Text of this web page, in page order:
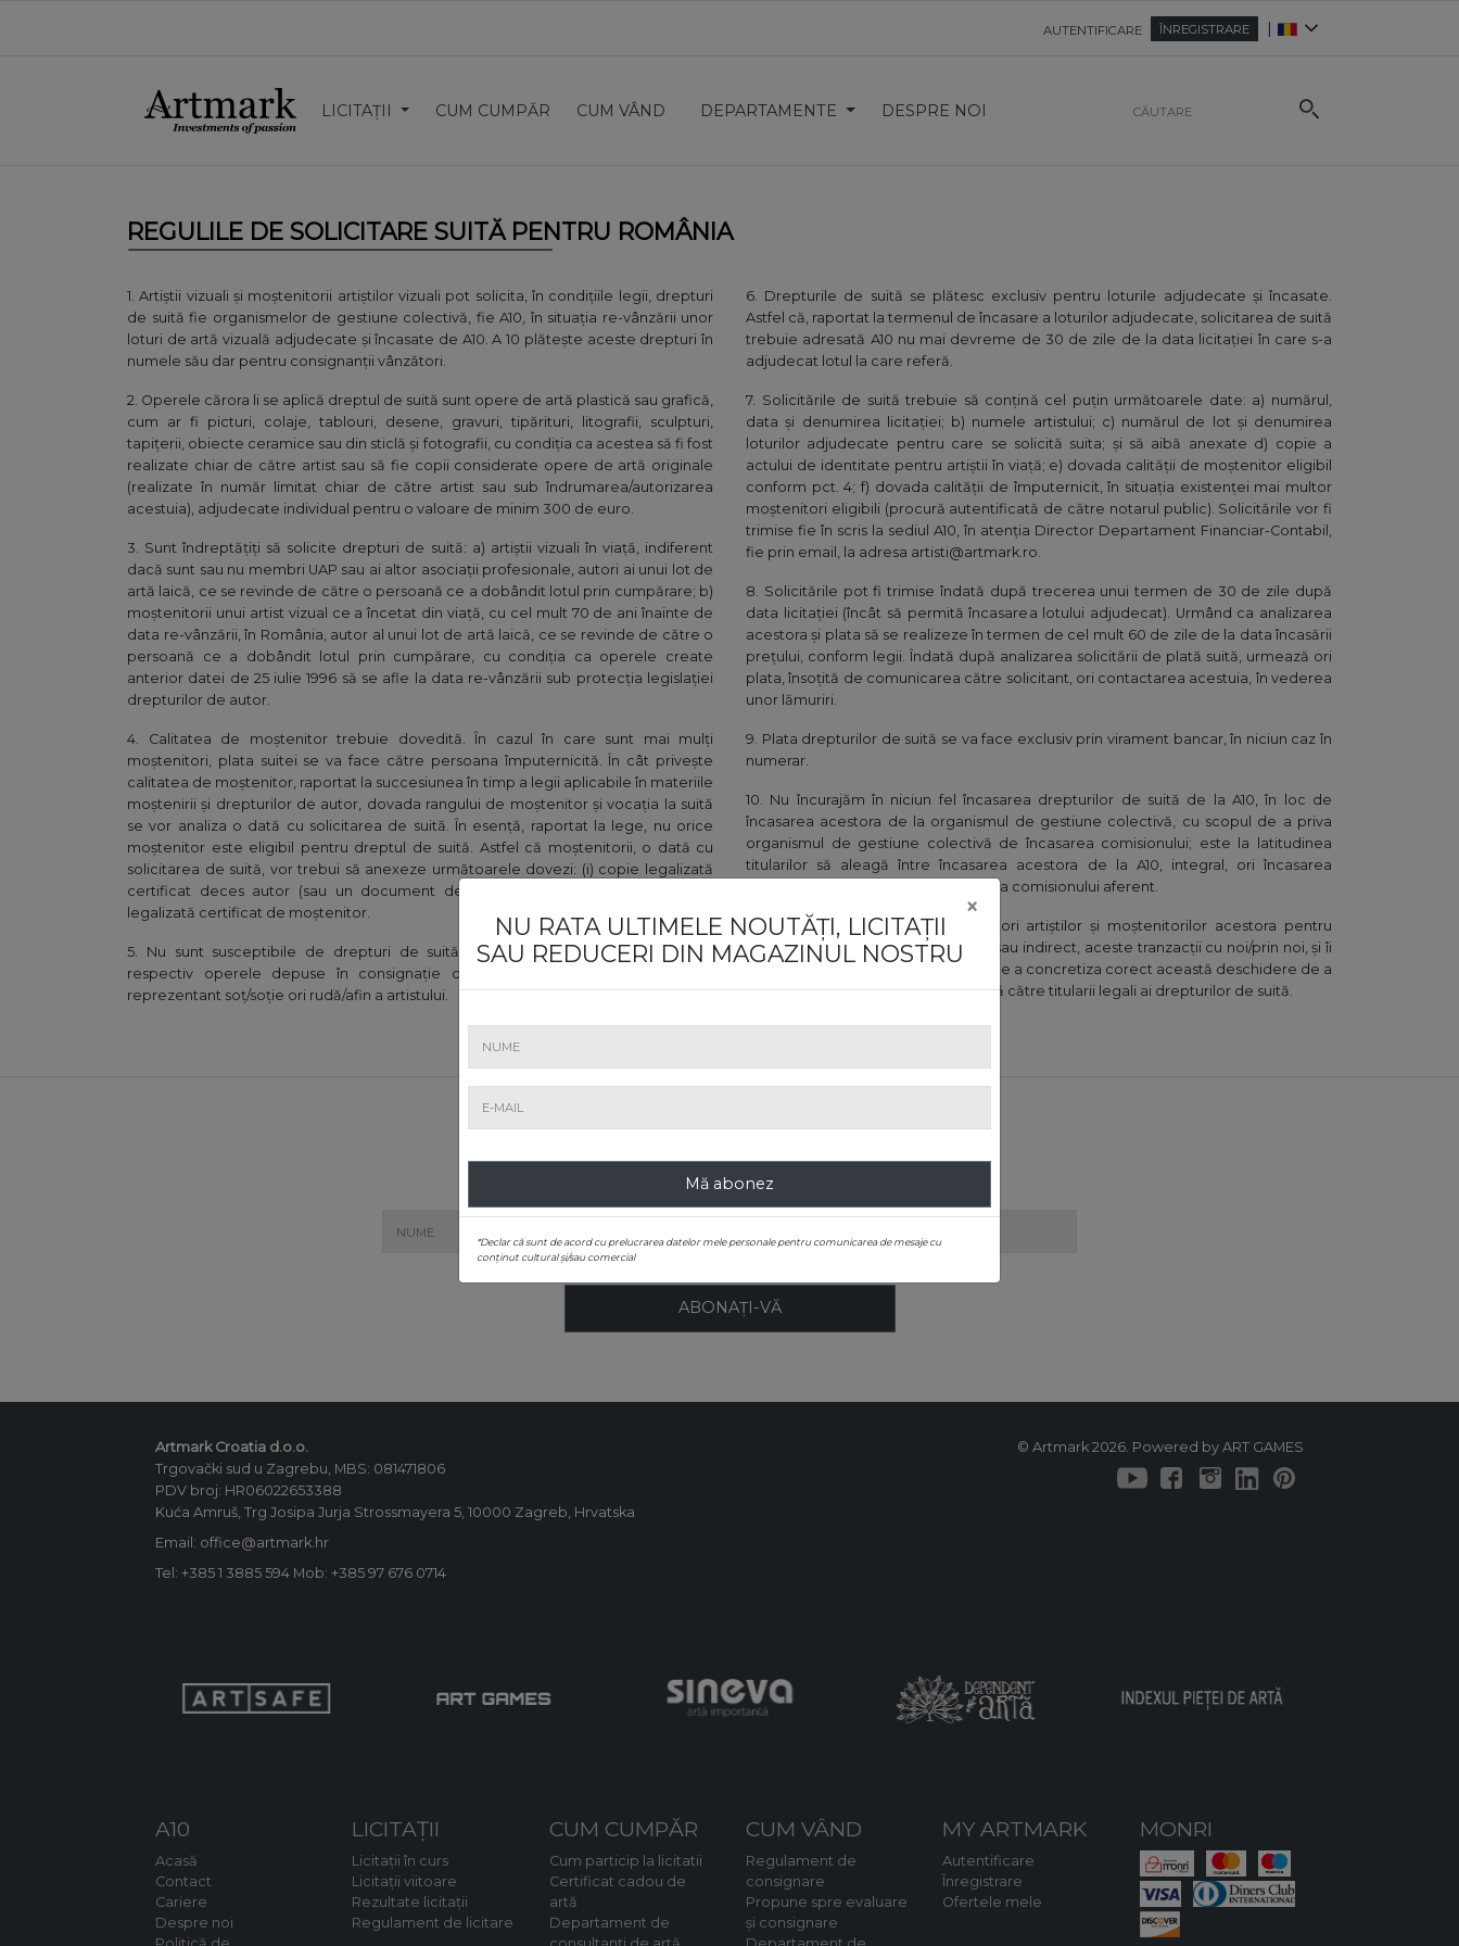
AUTENTIFICARE ÎNREGISTRARE |
LICITAȚII CUM CUMPĂR CUM VÂND DEPARTAMENTE DESPRE NOI
REGULILE DE SOLICITARE SUITĂ PENTRU ROMÂNIA
1. Artiștii vizuali și moștenitorii artiștilor vizuali pot solicita, în condițiile legii, drepturi
de suită fie organismelor de gestiune colectivă, fie A10, în situația re-vânzării unor
loturi de artă vizuală adjudecate și încasate de A10. A 10 plătește aceste drepturi în
numele său dar pentru consignanții vânzători.
2. Operele cărora li se aplică dreptul de suită sunt opere de artă plastică sau grafică,
cum ar fi picturi, colaje, tablouri, desene, gravuri, tipărituri, litografii, sculpturi,
tapițerii, obiecte ceramice sau din sticlă și fotografii, cu condiția ca acestea să fi fost
realizate chiar de către artist sau să fie copii considerate opere de artă originale
(realizate în număr limitat chiar de către artist sau sub îndrumarea/autorizarea
acestuia), adjudecate individual pentru o valoare de minim 300 de euro.
3. Sunt îndreptățiți să solicite drepturi de suită: a) artiștii vizuali în viață, indiferent
dacă sunt sau nu membri UAP sau ai altor asociații profesionale, autori ai unui lot de
artă laică, ce se revinde de către o persoană ce a dobândit lotul prin cumpărare; b)
moștenitorii unui artist vizual ce a încetat din viață, cu cel mult 70 de ani înainte de
data re-vânzării, în România, autor al unui lot de artă laică, ce se revinde de către o
persoană ce a dobândit lotul prin cumpărare, cu condiția ca operele create
anterior datei de 25 iulie 1996 să se afle la data re-vânzării sub protecția legislației
drepturilor de autor.
4. Calitatea de moștenitor trebuie dovedită. În cazul în care sunt mai mulți
moștenitori, plata suitei se va face către persoana împuternicită. În cât privește
calitatea de moștenitor, raportat la succesiunea în timp a legii aplicabile în materiile
moștenirii și drepturilor de autor, dovada rangului de moștenitor și vocația la suită
se vor analiza o dată cu solicitarea de suită. În esență, raportat la lege, nu orice
moștenitor este eligibil pentru dreptul de suită. Astfel că moștenitorii, o dată cu
solicitarea de suită, vor trebui să anexeze următoarele dovezi: (i) copie legalizată
certificat deces autor (sau un document de stare civilă echivalent); (ii) copie
legalizată certificat de moștenitor.
5. Nu sunt susceptibile de drepturi de suită operele aflate la prima vânzare,
respectiv operele depuse în consignație de artiști, în mod direct sau prin
reprezentant soț/soție ori rudă/afin a artistului.
6. Drepturile de suită se plătesc exclusiv pentru loturile adjudecate și încasate.
Astfel că, raportat la termenul de încasare a loturilor adjudecate, solicitarea de suită
trebuie adresată A10 nu mai devreme de 30 de zile de la data licitației în care s-a
adjudecat lotul la care referă.
7. Solicitările de suită trebuie să conțină cel puțin următoarele date: a) numărul,
data și denumirea licitației; b) numele artistului; c) numărul de lot și denumirea
loturilor adjudecate pentru care se solicită suita; și să aibă anexate d) copie a
actului de identitate pentru artiștii în viață; e) dovada calității de moștenitor eligibil
conform pct. 4; f) dovada calității de împuternicit, în situația existenței mai multor
moștenitori eligibili (procură autentificată de către notarul public). Solicitările vor fi
trimise fie în scris la sediul A10, în atenția Director Departament Financiar-Contabil,
fie prin email, la adresa artisti@artmark.ro.
8. Solicitările pot fi trimise îndată după trecerea unui termen de 30 de zile după
data licitației (încât să permită încasarea lotului adjudecat). Urmând ca analizarea
acestora și plata să se realizeze în termen de cel mult 60 de zile de la data încasării
prețului, conform legii. Îndată după analizarea solicitării de plată suită, urmează ori
plata, însoțită de comunicarea către solicitant, ori contactarea acestuia, în vederea
unor lămuriri.
9. Plata drepturilor de suită se va face exclusiv prin virament bancar, în niciun caz în
numerar.
10. Nu încurajăm în niciun fel încasarea drepturilor de suită de la A10, în loc de
încasarea acestora de la organismul de gestiune colectivă, cu scopul de a priva
organismul de gestiune colectivă de încasarea comisionului; este la latitudinea
titularilor să aleagă între încasarea acestora de la A10, integral, ori încasarea
acestora de la organism, cu reținerea comisionului aferent.
11. Mulțumim și suntem recunoscători artiștilor și moștenitorilor acestora pentru
disponibilitatea de a realiza, direct sau indirect, aceste tranzacții cu noi/prin noi, și îi
asigurăm de preocuparea noastră de a concretiza corect această deschidere de a
oferi o platformă alternativă de plată către titularii legali ai drepturilor de suită.
NU RATAȚI NICIO EXPOZIȚIE SAU LICITAȚIE!
Abonați-vă la newsletter!
ABONAȚI-VĂ
Artmark Croatia d.o.o.
Trgovački sud u Zagrebu, MBS: 081471806
PDV broj: HR06022653388
Kuća Amruš, Trg Josipa Jurja Strossmayera 5, 10000 Zagreb, Hrvatska
Email: office@artmark.hr
Tel: +385 1 3885 594 Mob: +385 97 676 0714
© Artmark 2026. Powered by ART GAMES
A10
Acasă
Contact
Cariere
Despre noi
LICITAȚII
Licitații în curs
Licitații viitoare
Rezultate licitații
Regulament de licitare
CUM CUMPĂR
Cum particip la licitatii
Certificat cadou de
artă
Departament de
CUM VÂND
Regulament de
consignare
Propune spre evaluare
și consignare
MY ARTMARK
Autentificare
Înregistrare
Ofertele mele
MONRI
NU RATA ULTIMELE NOUTĂȚI, LICITAȚII
SAU REDUCERI DIN MAGAZINUL NOSTRU
×
Mă abonez
*Declar că sunt de acord cu prelucrarea datelor mele personale pentru comunicarea de mesaje cu
conținut cultural și/sau comercial